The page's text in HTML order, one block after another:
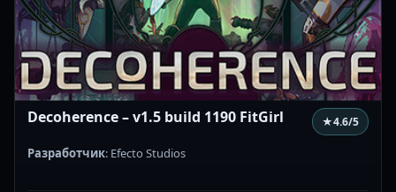
Decoherence – v1.5 build 1190 FitGirl ★4.6/5
Разработчик: Efecto Studios